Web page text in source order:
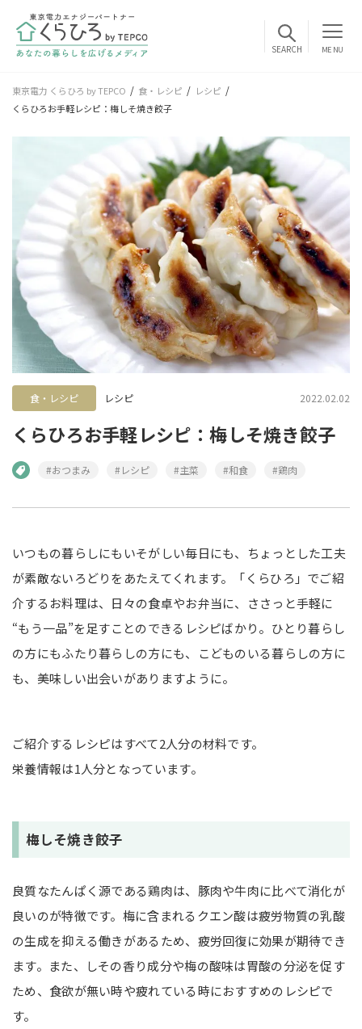
MENU
東京電力 くらひろ by TEPCO 食・レシピ
レシピ
くらひろお手軽レシピ：梅しそ焼き餃子
2022.02.02
食・レシピ レシピ
くらひろお手軽レシピ：梅しそ焼き餃子
#おつまみ #レシピ #主菜 #和食 #鶏肉
いつもの暮らしにもいそがしい毎日にも、ちょっとした工夫
が素敵ないろどりをあたえてくれます。「くらひろ」でご紹
介するお料理は、日々の食卓やお弁当に、ささっと手軽に
“もう一品”を足すことのできるレシピばかり。ひとり暮らし
の方にもふたり暮らしの方にも、こどものいる暮らしの方に
も、美味しい出会いがありますように。
ご紹介するレシピはすべて2人分の材料です。
栄養情報は1人分となっています。
梅しそ焼き餃子
良質なたんぱく源である鶏肉は、豚肉や牛肉に比べて消化が
良いのが特徴です。梅に含まれるクエン酸は疲労物質の乳酸
の生成を抑える働きがあるため、疲労回復に効果が期待でき
ます。また、しその香り成分や梅の酸味は胃酸の分泌を促す
ため、食欲が無い時や疲れている時におすすめのレシピで
す。